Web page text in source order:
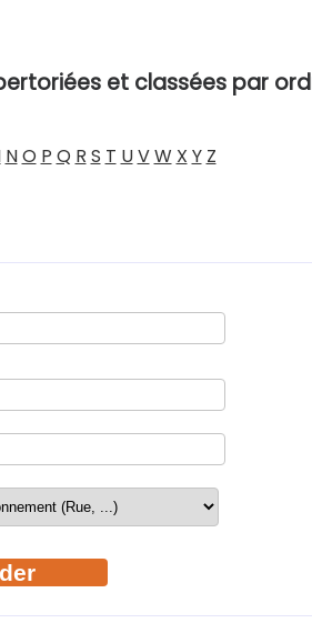
et classées par
NO P Q R S T UVW X Y Z